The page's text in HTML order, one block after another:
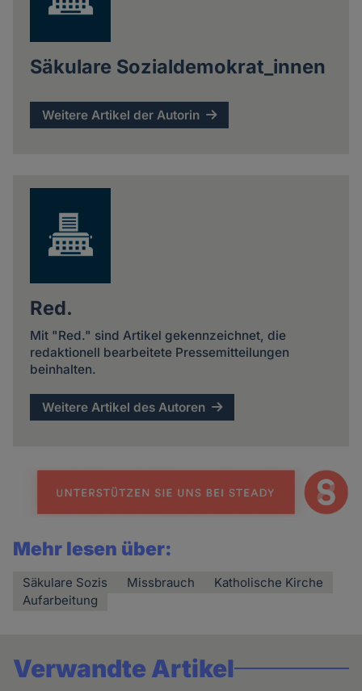
Säkulare Sozialdemokrat_innen
Weitere Artikel der Autorin
Red.
Mit "Red." sind Artikel gekennzeichnet, die
redaktionell bearbeitete Pressemitteilungen
beinhalten.
Weitere Artikel des Autoren
Mehr lesen über:
Säkulare Sozis Missbrauch
Katholische Kirche
Aufarbeitung
Verwandte Artikel